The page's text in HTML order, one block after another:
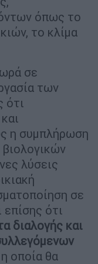
όπως το
το κλίμα
σε
των
ότι
η συμπλήρωση
λύσεις
σε
επίσης ότι
διαλογής και
η οποία θα